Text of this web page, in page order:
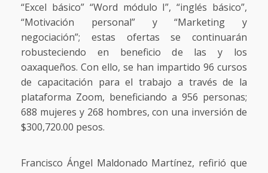
“Excel básico” “Word módulo I”, “inglés básico”,
“Motivación personal” y “Marketing y
negociación”; estas ofertas se continuarán
robusteciendo en beneficio de las y los
oaxaqueños. Con ello, se han impartido 96 cursos
de capacitación para el trabajo a través de la
plataforma Zoom, beneficiando a 956 personas;
688 mujeres y 268 hombres, con una inversión de
$300,720.00 pesos.
Francisco Ángel Maldonado Martínez, refirió que